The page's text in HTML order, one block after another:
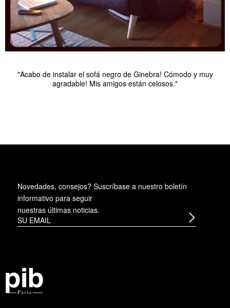
"Acabo de instalar el sofá negro de Ginebra! Cómodo y muy
agradable! Mis amigos están celosos."
Novedades, consejos? Suscríbase a nuestro boletín
informativo para seguir
nuestras últimas noticias.